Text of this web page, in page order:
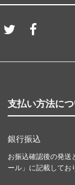
支払い方法に
銀行振込
お振込確認後の発送
ール」に記載してお